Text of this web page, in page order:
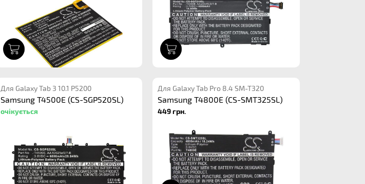
Для Galaxy Tab 3 10.1 P5200
Samsung T4500E (CS-SGP520SL)
очікується
Для Galaxy Tab Pro 8.4 SM-T320
Samsung T4800E (CS-SMT325SL)
449 грн.